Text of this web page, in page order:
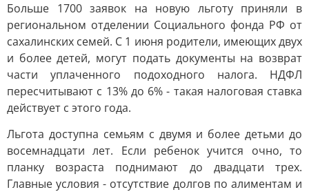
Больше 1700 заявок на новую льготу приняли в
региональном отделении Социального фонда РФ от
сахалинских семей. С 1 июня родители, имеющих двух
и более детей, могут подать документы на возврат
части уплаченного подоходного налога. НДФЛ
пересчитывают с 13% до 6% - такая налоговая ставка
действует с этого года.
Льгота доступна семьям с двумя и более детьми до
восемнадцати лет. Если ребенок учится очно, то
планку возраста поднимают до двадцати трех.
Главные условия - отсутствие долгов по алиментам и